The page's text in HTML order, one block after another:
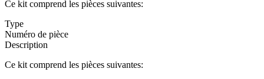
Ce kit comprend les pièces suivantes:
Type
Numéro de pièce
Description
Ce kit comprend les pièces suivantes: